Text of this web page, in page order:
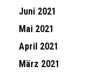
Juni 2021
Mai 2021
April 2021
März 2021